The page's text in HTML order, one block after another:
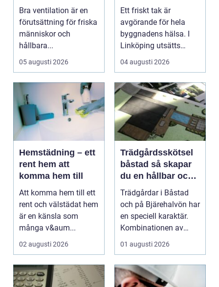
fastighetsägare
friskare och mer
energieffektiva
byggnader
Bra ventilation är en
förutsättning för friska
människor och
hållbara...
05 augusti 2026
brf och företag
Ett friskt tak är
avgörande för hela
byggnadens hälsa. I
Linköping utsätts
taken för stora
04 augusti 2026
Hemstädning – ett
rent hem att
komma hem till
Att komma hem till ett
rent och välstädat hem
är en känsla som
många v&aum...
02 augusti 2026
Trädgårdsskötsel
båstad så skapar
du en hållbar och
vacker trädgård på
bjäre
Trädgårdar i Båstad
och på Bjärehalvön har
en speciell karaktär.
Kombinationen av
närheten till have...
01 augusti 2026